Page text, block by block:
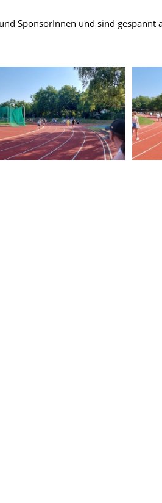
SponsorInnen und sind